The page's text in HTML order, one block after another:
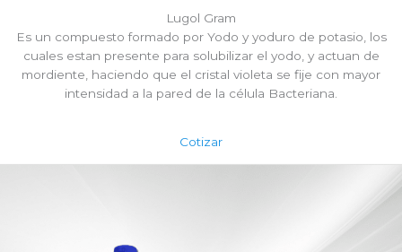
Lugol Gram
Es un compuesto formado por Yodo y yoduro de potasio, los
cuales estan presente para solubilizar el yodo, y actuan de
mordiente, haciendo que el cristal violeta se fije con mayor
intensidad a la pared de la célula Bacteriana.
Cotizar